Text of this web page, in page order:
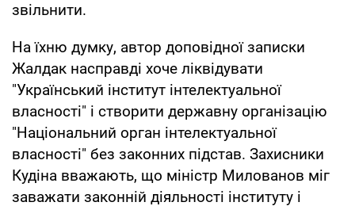
звільнити.
На їхню думку, автор доповідної записки
Жалдак насправді хоче ліквідувати
"Український інститут інтелектуальної
власності" і створити державну організацію
"Національний орган інтелектуальної
власності" без законних підстав. Захисники
Кудіна вважають, що міністр Милованов міг
заважати законній діяльності інституту і